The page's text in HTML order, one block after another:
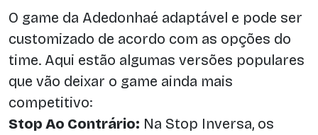
O game da Adedonhaé adaptável e pode ser
customizado de acordo com as opções do
time. Aqui estão algumas versões populares
que vão deixar o game ainda mais
competitivo:
Stop Ao Contrário: Na Stop Inversa, os